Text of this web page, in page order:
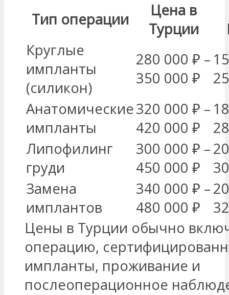
Тип операции
Цена в
Турции
Круглые
импланты
(силикон)
280 000 ₽ –
350 000 ₽
Анатомические
импланты
320 000 ₽ –
420 000 ₽
Липофилинг
груди
300 000 ₽ –
450 000 ₽
Замена
имплантов
340 000 ₽ –
480 000 ₽
Цены в Турции обычно
операцию,
импланты, проживание и
послеоперационное